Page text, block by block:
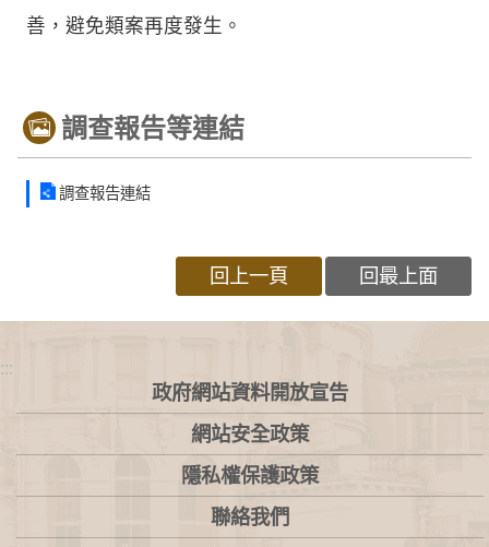
善，避免類案再度發生。
調查報告等連結
調查報告連結
回上一頁 回最上面
:::
政府網站資料開放宣告
網站安全政策
隱私權保護政策
聯絡我們